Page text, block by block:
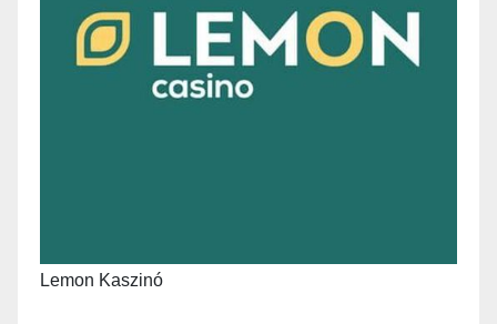
Lemon Kaszinó